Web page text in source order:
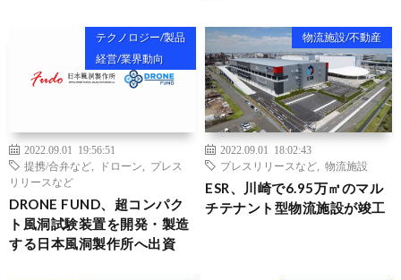
テクノロジー/製品
経営/業界動向
2022.09.01 19:56:51
提携/合弁など
ドローン
プレス
リリースなど
DRONE FUND、超コンパク
ト風洞試験装置を開発・製造
する日本風洞製作所へ出資
物流施設/不動産
2022.09.01 18:02:43
プレスリリースなど
物流施設
ESR、川崎で6.95万㎡のマル
チテナント型物流施設が竣工